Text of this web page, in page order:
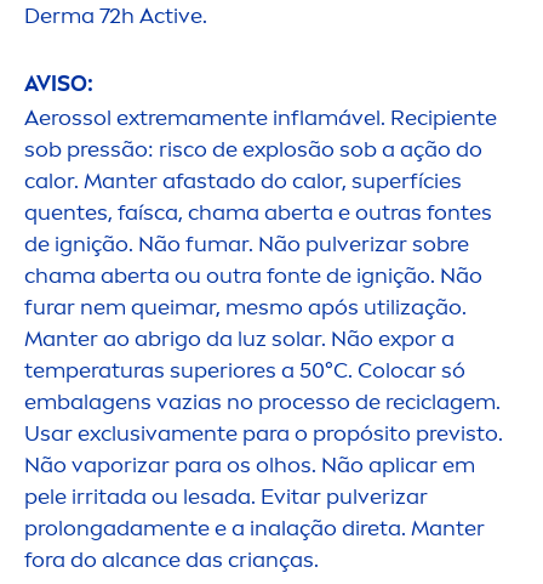
Derma 72h Active.
AVISO:
Aerossol extremamente inflamável. Recipiente
sob pressão: risco de explosão sob a ação do
calor. Manter afastado do calor, superfícies
quentes, faísca, chama aberta e outras fontes
de ignição. Não fumar. Não pulverizar sobre
chama aberta ou outra fonte de ignição. Não
furar nem queimar, mesmo após utilização.
Manter ao abrigo da luz solar. Não expor a
temperaturas superiores a 50°C. Colocar só
embalagens vazias no processo de reciclagem.
Usar exclusivamente para o propósito previsto.
Não vaporizar para os olhos. Não aplicar em
pele irritada ou lesada. Evitar pulverizar
prolongadamente e a inalação direta. Manter
fora do alcance das crianças.